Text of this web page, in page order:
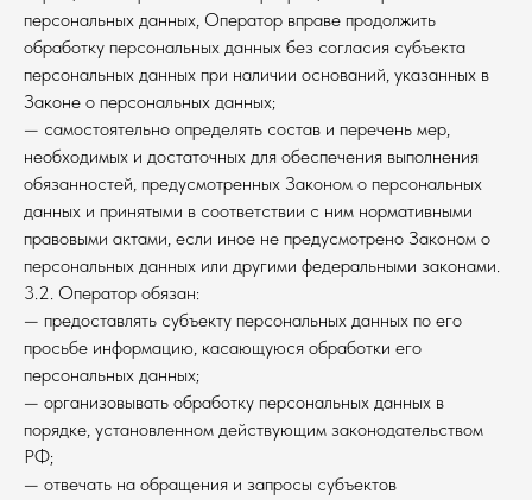
персональных данных, Оператор вправе продолжить
обработку персональных данных без согласия субъекта
персональных данных при наличии оснований, указанных в
Законе о персональных данных;
— самостоятельно определять состав и перечень мер,
необходимых и достаточных для обеспечения выполнения
обязанностей, предусмотренных Законом о персональных
данных и принятыми в соответствии с ним нормативными
правовыми актами, если иное не предусмотрено Законом о
персональных данных или другими федеральными законами.
3.2. Оператор обязан:
— предоставлять субъекту персональных данных по его
просьбе информацию, касающуюся обработки его
персональных данных;
— организовывать обработку персональных данных в
порядке, установленном действующим законодательством
РФ;
— отвечать на обращения и запросы субъектов